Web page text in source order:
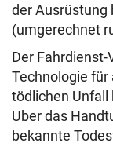
der Ausrüstung
(umgerechnet
Der
Technologie
tödlichen Unfall
Uber das
bekannte